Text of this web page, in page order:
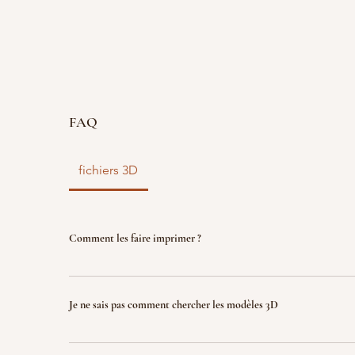
FAQ
fichiers 3D
Comment les faire imprimer ?
vous disposez d'un fichier 3D ? faites le nous
garantir la propriété intellectuelle.
Je ne sais pas comment chercher les modèles 3D
Indiquez nous ce que vous recherchez (jeux,